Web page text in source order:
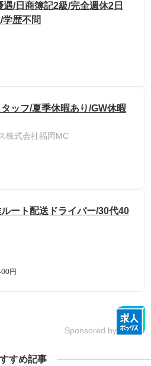
/日商簿記2級/完全週休2日
歴不問
ッフ/夏季休暇あり/GW休暇
株式会社福岡MC
ート配送ドライバー/30代40
円
Sponsored by
すめ記事